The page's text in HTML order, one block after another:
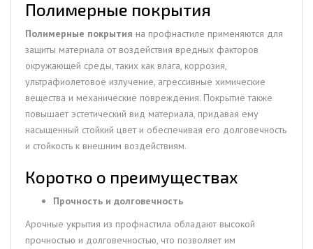
Полимерные покрытия
Полимерные покрытия на профнастиле применяются для
защиты материала от воздействия вредных факторов
окружающей среды, таких как влага, коррозия,
ультрафиолетовое излучение, агрессивные химические
вещества и механические повреждения. Покрытие также
повышает эстетический вид материала, придавая ему
насыщенный стойкий цвет и обеспечивая его долговечность
и стойкость к внешним воздействиям.
Коротко о преимуществах
Прочность и долговечность
Арочные укрытия из профнастила обладают высокой
прочностью и долговечностью, что позволяет им